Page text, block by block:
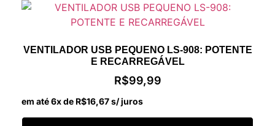
VENTILADOR USB PEQUENO LS-908: POTENTE
E RECARREGÁVEL
R$99,99
em até 6x de R$16,67s/ juros